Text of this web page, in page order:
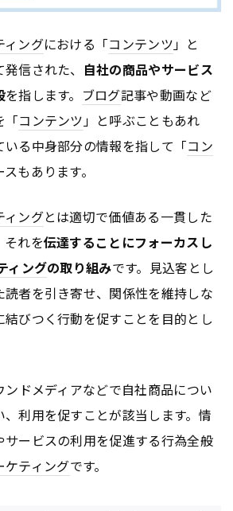
ィングにおける「コンテンツ」と
信された、 自社の商品やサービス
を指します。 ブログ記事や動画など
「コンテンツ」と呼ぶこともあれ
る中身部分の情報を指して「コン
もあります。
ィングとは適切で価値ある一貫した
それを伝達することにフォーカスし
ィングの取り組みです。見込客とし
者を引き寄せ、関係性を維持しな
びつく行動を促すことを目的とし
ドメディアなどで自社商品につい
利用を促すことが該当します。情
ービスの利用を促進する行為全般
ケティングです。